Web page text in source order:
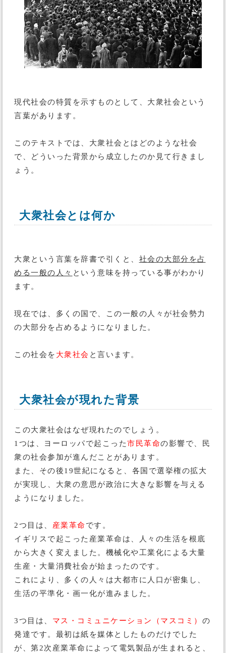
現代社会の特質を示すものとして、大衆社会という
言葉があります。
このテキストでは、大衆社会とはどのような社会
で、どういった背景から成立したのか見て行きまし
ょう。
大衆社会とは何か
大衆という言葉を辞書で引くと、 社会の大部分を占
める一般の人々 という意味を持っている事がわかり
ます。
現在では、多くの国で、この一般の人々が社会勢力
の大部分を占めるようになりました。
この社会を 大衆社会 と言います。
大衆社会が現れた背景
この大衆社会はなぜ現れたのでしょう。
1つは、ヨーロッパで起こった市民革命の影響で、民
衆の社会参加が進んだことがあります。
また、その後19世紀になると、各国で選挙権の拡大
が実現し、大衆の意思が政治に大きな影響を与える
ようになりました。
2つ目は、 産業革命 です。
イギリスで起こった産業革命は、人々の生活を根底
から大きく変えました。機械化や工業化による大量
生産・大量消費社会が始まったのです。
これにより、多くの人々は大都市に人口が密集し、
生活の平準化・画一化が進みました。
3つ目は、 マス・コミュニケーション（マスコミ） の
発達です。最初は紙を媒体としたものだけでした
が、第2次産業革命によって電気製品が生まれると、